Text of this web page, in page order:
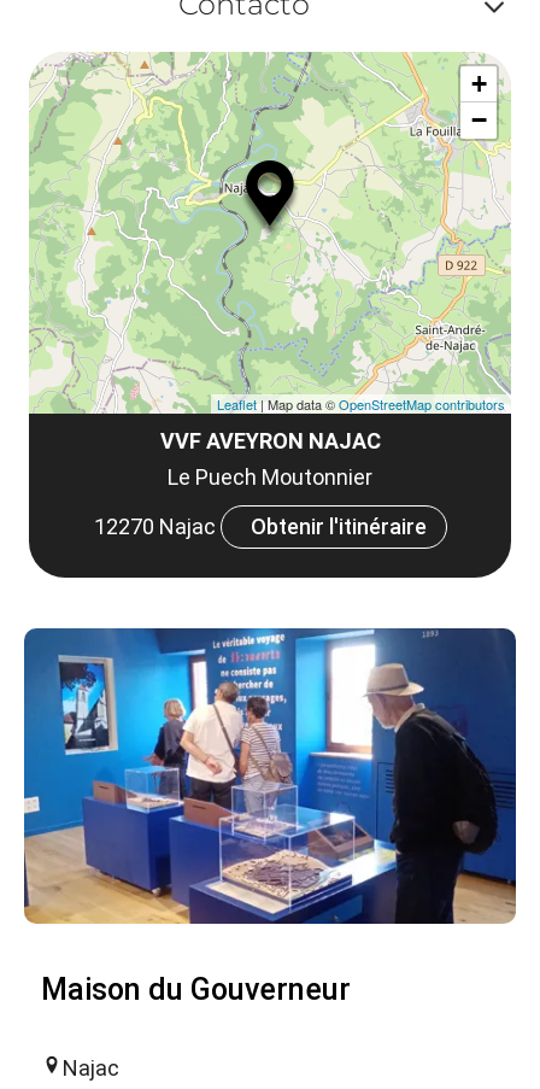
ou
ou
VVF AVEYRON NAJAC
Le Puech Moutonnier
12270 Najac
Obtenir l'itinéraire
+
−
Leaflet | Map data ©OpenStreetMap contributors
Maison du Gouverneur
Najac